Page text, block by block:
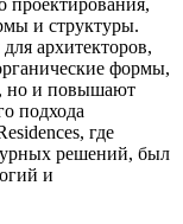
и структуры.
архитекторов,
формы,
но и повышают
подхода
где
решений, был
и